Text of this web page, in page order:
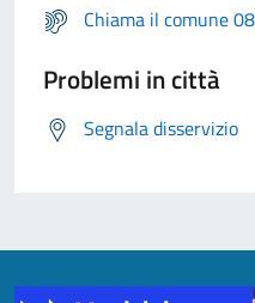
Chiama il comune
Problemi in città
Segnala disservizio